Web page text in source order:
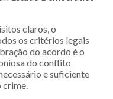
claros, o
os critérios legais
do acordo é o
do conflito
e suficiente
crime.